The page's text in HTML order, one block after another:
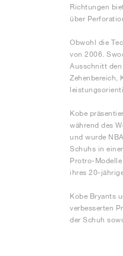
Richtungen
über
Obwohl die
von 2006.
Ausschnitt
Zehenbereich,
Kobe
während des
und wurde
Schuhs in
Protro-
ihres 20-
Kobe Bryants
verbesserten
der Schuh